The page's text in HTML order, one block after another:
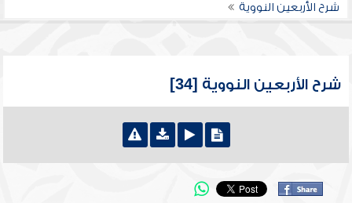
شرح الأربعين النووية
شرح الأربعين النووية [34]